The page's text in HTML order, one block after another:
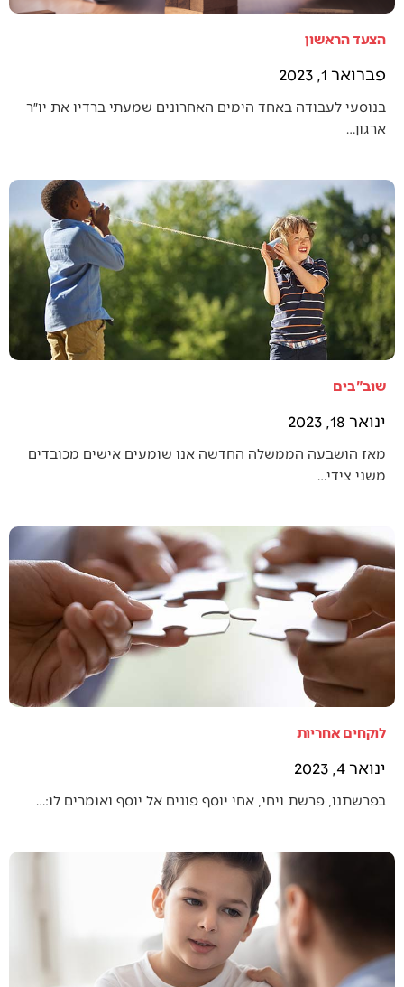
הצעד הראשון
פברואר 1, 2023
בנוסעי לעבודה באחד הימים האחרונים שמעתי ברדיו את יו״ר
ארגון…
שוב"בים
ינואר 18, 2023
מאז הושבעה הממשלה החדשה אנו שומעים אישים מכובדים
משני צידי…
לוקחים אחריות
ינואר 4, 2023
בפרשתנו, פרשת ויחי, אחי יוסף פונים אל יוסף ואומרים לו:…